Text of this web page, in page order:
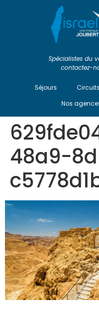
Spécialistes du
contactez-
Séjours Circuits
Nos
48a9-